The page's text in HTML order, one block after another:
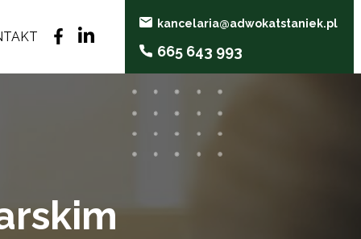
kancelaria@adwokatstaniek.pl
665 643 993